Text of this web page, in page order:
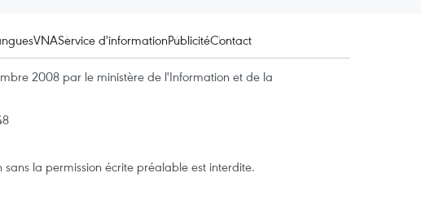
VNAService d'informationPublicitéContact
2008 par le ministère de l'Information et de la
la permission écrite préalable est interdite.